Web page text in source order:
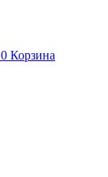
0 Корзина